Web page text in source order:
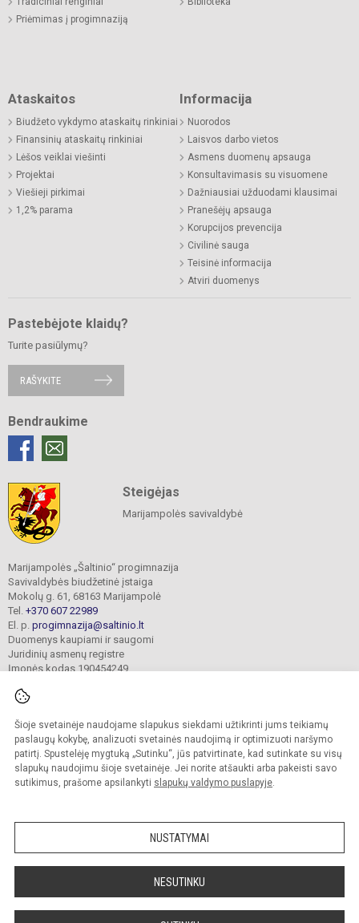
Šioje svetainėje naudojame slapukus siekdami užtikrinti jums teikiamų
paslaugų kokybę, analizuoti svetainės naudojimą ir optimizuoti naršymo
patirtį. Spustelėję mygtuką „Sutinku“, jūs patvirtinate, kad sutinkate su visų
slapukų naudojimu šioje svetainėje. Jei norite atšaukti arba pakeisti savo
sutikimus, prašome apsilankyti slapukų valdymo puslapyje.
NUSTATYMAI
NESUTINKU
Priėmimas į progimnaziją
Ataskaitos
Biudžeto vykdymo ataskaitų rinkiniai
Finansinių ataskaitų rinkiniai
Lėšos veiklai viešinti
Projektai
Viešieji pirkimai
1,2% parama
Informacija
Nuorodos
Laisvos darbo vietos
Asmens duomenų apsauga
Konsultavimasis su visuomene
Dažniausiai užduodami klausimai
Pranešėjų apsauga
Korupcijos prevencija
Civilinė sauga
Teisinė informacija
Atviri duomenys
Pastebėjote klaidų?
Turite pasiūlymų?
RAŠYKITE
Bendraukime
Steigėjas
Marijampolės savivaldybė
Marijampolės „Šaltinio“ progimnazija
Savivaldybės biudžetinė įstaiga
Mokolų g. 61, 68163 Marijampolė
Tel. +370 607 22989
El. p. progimnazija@saltinio.lt
Duomenys kaupiami ir saugomi
Juridinių asmenų registre
Įmonės kodas 190454249
© 2024. Marijampolės „Šaltinio“ progimnazija. Visos teisės saugomos.
Kopijuoti turinį be raštiško gimnazijos sutikimo griežtai draudžiama.
Prieinamumo paraiška Slapukų valdymas
Sumanus būdas atnaujinti